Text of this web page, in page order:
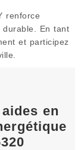
renforce
durable. En tant
et participez
en